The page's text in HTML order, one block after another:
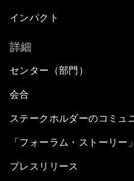
Artificial Intelligence
The Global
Northern Lights: A
Security Outlook for
Bridging the Gender
インパクト
詳細
センター（部門）
会合
ステークホルダーのコミュ
「フォーラム・ストーリー」
プレスリリース